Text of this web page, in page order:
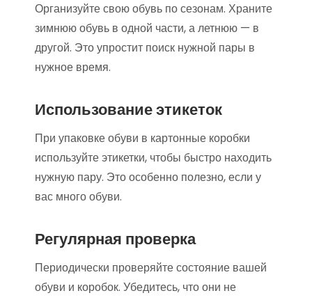
Организуйте свою обувь по сезонам. Храните
зимнюю обувь в одной части, а летнюю — в
другой. Это упростит поиск нужной пары в
нужное время.
Использование этикеток
При упаковке обуви в картонные коробки
используйте этикетки, чтобы быстро находить
нужную пару. Это особенно полезно, если у
вас много обуви.
Регулярная проверка
Периодически проверяйте состояние вашей
обуви и коробок. Убедитесь, что они не